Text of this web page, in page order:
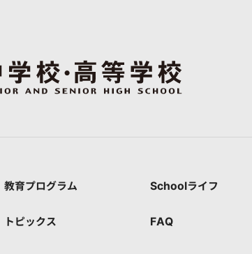
教育プログラム Schoolライフ
トピックス FAQ